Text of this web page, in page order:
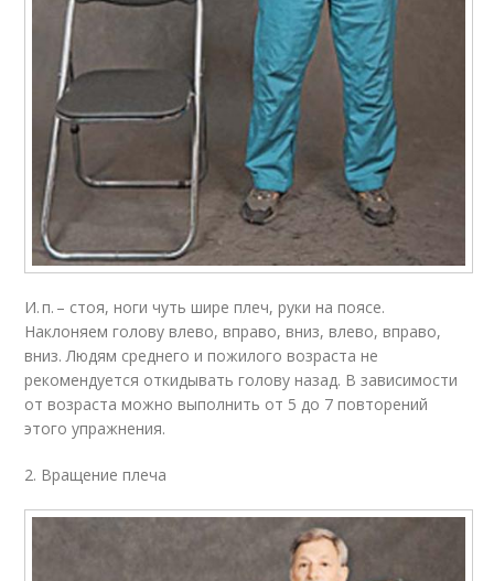
И. п. – стоя, ноги чуть шире плеч, руки на поясе.
Наклоняем голову влево, вправо, вниз, влево, вправо,
вниз. Людям среднего и пожилого возраста не
рекомендуется откидывать голову назад. В зависимости
от возраста можно выполнить от 5 до 7 повторений
этого упражнения.
2. Вращение плеча